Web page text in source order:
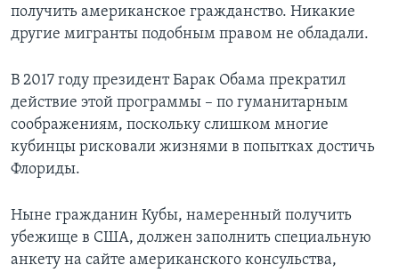
получить американское гражданство. Никакие
другие мигранты подобным правом не обладали.
В 2017 году президент Барак Обама прекратил
действие этой программы – по гуманитарным
соображениям, поскольку слишком многие
кубинцы рисковали жизнями в попытках достичь
Флориды.
Ныне гражданин Кубы, намеренный получить
убежище в США, должен заполнить специальную
анкету на сайте американского консульства,